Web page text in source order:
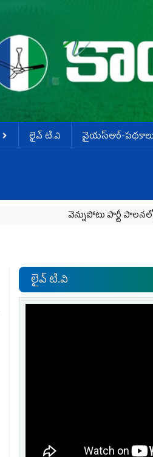
లైవ్ టి.వి వైయస్ఆర్-
వెన్నుపోటు పార్టీ పాలనలో
లైవ్ టి.వి